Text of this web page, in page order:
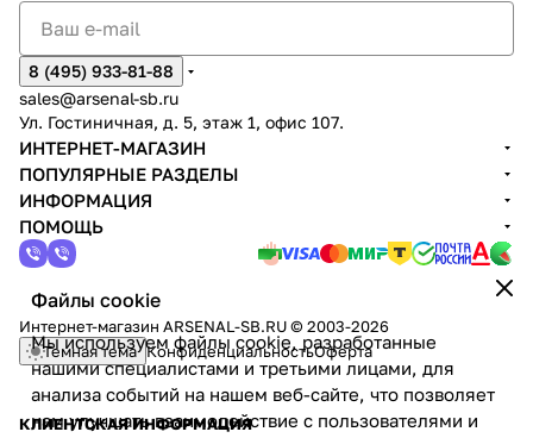
Файлы cookie
Мы используем файлы cookie, разработанные
нашими специалистами и третьими лицами, для
анализа событий на нашем веб-сайте, что позволяет
нам улучшать взаимодействие с пользователями и
8 (495) 933-81-88
sales@arsenal-sb.ru
Ул. Гостиничная, д. 5, этаж 1, офис 107.
ИНТЕРНЕТ-МАГАЗИН
ПОПУЛЯРНЫЕ РАЗДЕЛЫ
ИНФОРМАЦИЯ
ПОМОЩЬ
Интернет-магазин ARSENAL-SB.RU © 2003-2026
Темная тема КонфиденциальностьОферта
КЛИЕНТСКАЯ ИНФОРМАЦИЯ